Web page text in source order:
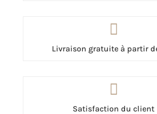

Livraison gratuite à partir

Satisfaction du client